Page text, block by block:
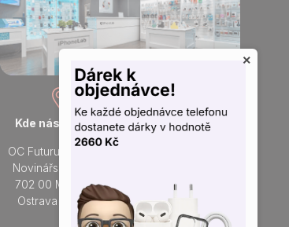
Kde nás najdete
OC Futurum Ostrava
Novinářská 3178/6
702 00 Moravská
Ostrava a Přívoz
Otevřeno každý den
Do prodejny
×